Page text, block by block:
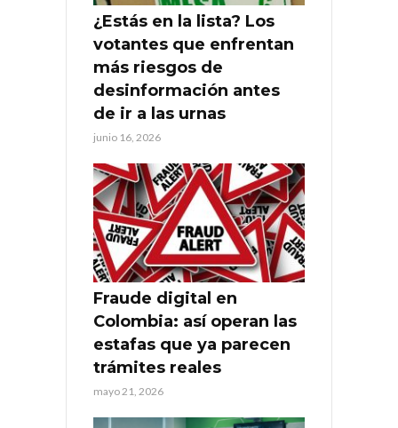
¿Estás en la lista? Los
votantes que enfrentan
más riesgos de
desinformación antes
de ir a las urnas
junio 16, 2026
Fraude digital en
Colombia: así operan las
estafas que ya parecen
trámites reales
mayo 21, 2026